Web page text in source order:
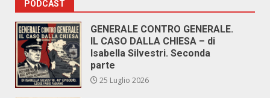
PODCAST
GENERALE CONTRO GENERALE.
IL CASO DALLA CHIESA – di
Isabella Silvestri. Seconda
parte
25 Luglio 2026